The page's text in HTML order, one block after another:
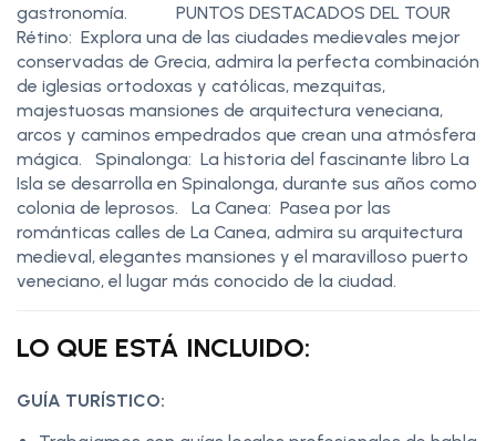
gastronomía. PUNTOS DESTACADOS DEL TOUR
Rétino: Explora una de las ciudades medievales mejor
conservadas de Grecia, admira la perfecta combinación
de iglesias ortodoxas y católicas, mezquitas,
majestuosas mansiones de arquitectura veneciana,
arcos y caminos empedrados que crean una atmósfera
mágica. Spinalonga: La historia del fascinante libro La
Isla se desarrolla en Spinalonga, durante sus años como
colonia de leprosos. La Canea: Pasea por las
románticas calles de La Canea, admira su arquitectura
medieval, elegantes mansiones y el maravilloso puerto
veneciano, el lugar más conocido de la ciudad.
LO QUE ESTÁ INCLUIDO:
GUÍA TURÍSTICO: